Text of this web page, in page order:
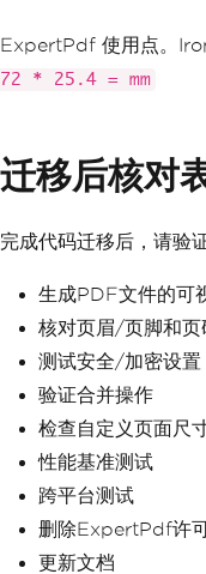
ExpertPdf 使用点。
72 * 25.4 = mm
迁移后核对
完成代码迁移后，请验
生成PDF文件的可
核对页眉/页脚和页
测试安全/加密设置
验证合并操作
检查自定义页面尺
性能基准测试
跨平台测试
删除ExpertPdf许
更新文档